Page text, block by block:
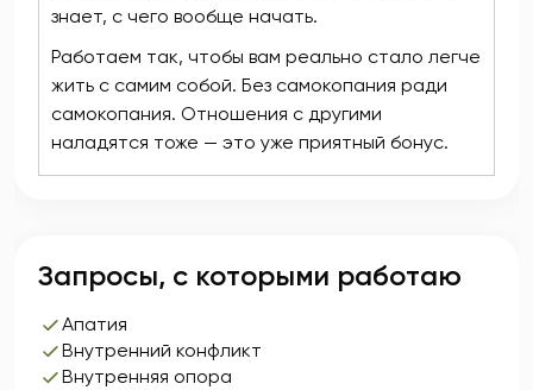
знает, с чего вообще начать.
Работаем так, чтобы вам реально стало легче
жить с самим собой. Без самокопания ради
самокопания. Отношения с другими
наладятся тоже — это уже приятный бонус.
Запросы, с которыми работаю
Апатия
Внутренний конфликт
Внутренняя опора